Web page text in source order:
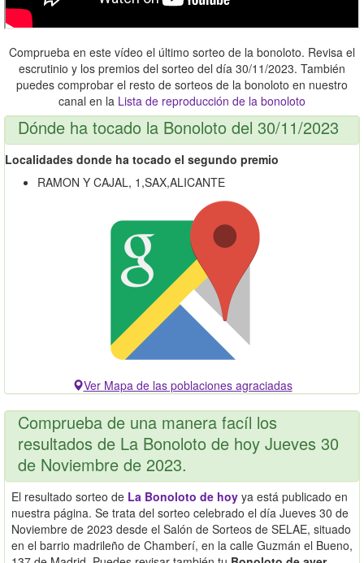
Comprueba en este vídeo el último sorteo de la bonoloto. Revisa el
escrutinio y los premios del sorteo del día 30/11/2023. También
puedes comprobar el resto de sorteos de la bonoloto en nuestro
canal en la Lista de reproducción de la bonoloto
Dónde ha tocado la Bonoloto del 30/11/2023
Localidades donde ha tocado el segundo premio
RAMON Y CAJAL, 1,SAX,ALICANTE
Ver Mapa de las poblaciones agraciadas
Comprueba de una manera facíl los
resultados de La Bonoloto de hoy Jueves 30
de Noviembre de 2023.
El resultado sorteo de La Bonoloto de hoy ya está publicado en
nuestra página. Se trata del sorteo celebrado el día Jueves 30 de
Noviembre de 2023 desde el Salón de Sorteos de SELAE, situado
en el barrio madrileño de Chamberí, en la calle Guzmán el Bueno,